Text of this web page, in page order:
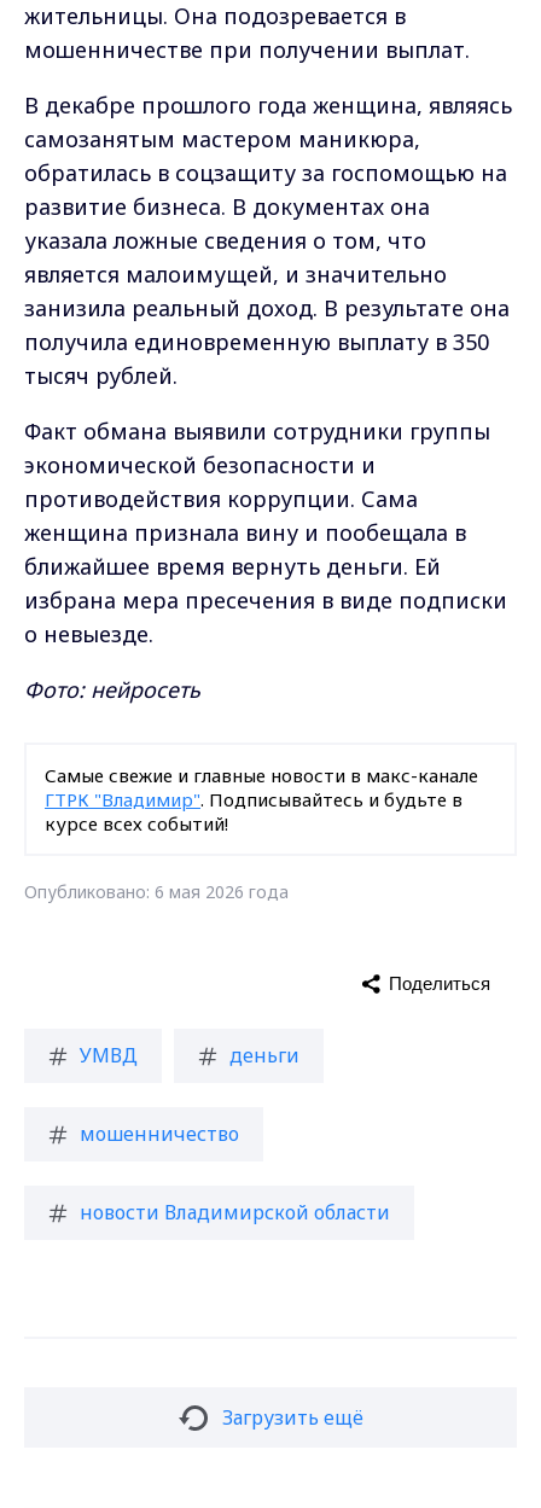
жительницы. Она подозревается в
мошенничестве при получении выплат.
В декабре прошлого года женщина, являясь
самозанятым мастером маникюра,
обратилась в соцзащиту за госпомощью на
развитие бизнеса. В документах она
указала ложные сведения о том, что
является малоимущей, и значительно
занизила реальный доход. В результате она
получила единовременную выплату в 350
тысяч рублей.
Факт обмана выявили сотрудники группы
экономической безопасности и
противодействия коррупции. Сама
женщина признала вину и пообещала в
ближайшее время вернуть деньги. Ей
избрана мера пресечения в виде подписки
о невыезде.
Фото: нейросеть
Самые свежие и главные новости в макс-канале
ГТРК "Владимир". Подписывайтесь и будьте в
курсе всех событий!
Опубликовано: 6 мая 2026 года
УМВД деньги
мошенничество
новости Владимирской области
Поделиться
Загрузить ещё